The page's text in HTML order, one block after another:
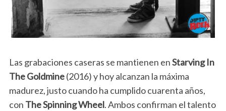
Las grabaciones caseras se mantienen enStarving In
The Goldmine(2016) y hoy alcanzan la máxima
madurez, justo cuando ha cumplido cuarenta años,
con The Spinning Wheel. Ambos confirman el talento